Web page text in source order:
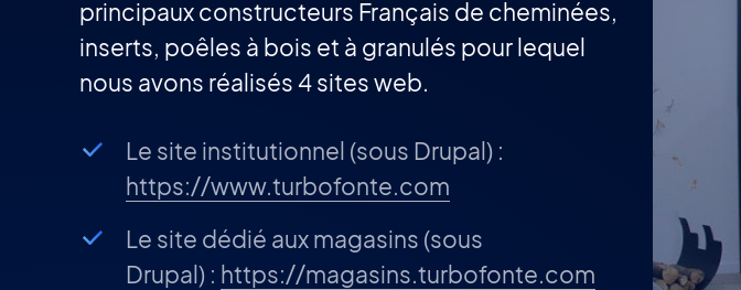
principaux constructeurs Français de cheminées,
inserts, poêles à bois et à granulés pour lequel
nous avons réalisés 4 sites web.
Le site institutionnel (sous Drupal) :
https://www.turbofonte.com
Le site dédié aux magasins (sous
Drupal) : https://magasins.turbofonte.com